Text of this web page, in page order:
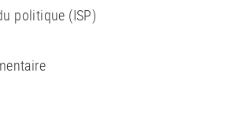
politique (ISP)